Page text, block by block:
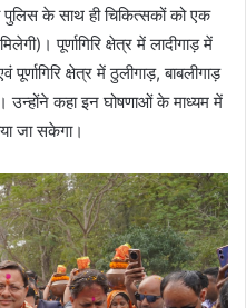
के साथ ही चिकित्सकों को एक
पूर्णागिरि क्षेत्र में लादीगाड़ में
क्षेत्र में ठुलीगाड़, बाबलीगाड़
उन्होंने कहा इन घोषणाओं के माध्यम में
जा सकेगा।